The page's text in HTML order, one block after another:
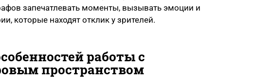
запечатлевать моменты, вызывать эмоции и
которые находят отклик у зрителей.
работы с
пространством